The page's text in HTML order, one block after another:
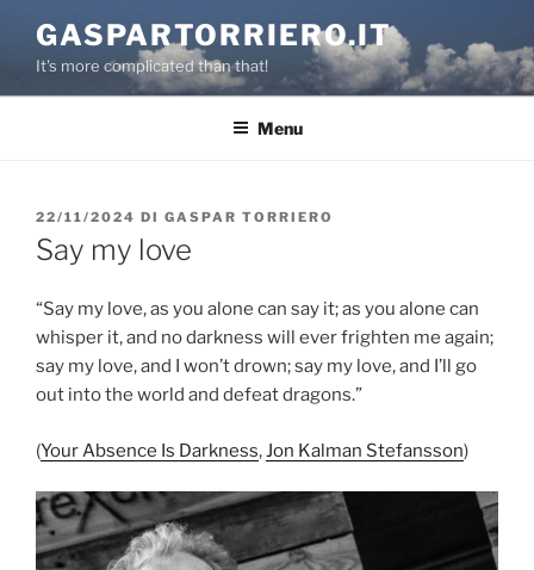
contenuto
GASPARTORRIERO.IT
It's more complicated than that!
Menu
PUBBLICATO
IL
22/11/2024 DI GASPAR TORRIERO
Say my love
“Say my love, as you alone can say it; as you alone can
whisper it, and no darkness will ever frighten me again;
say my love, and I won’t drown; say my love, and I’ll go
out into the world and defeat dragons.”
(Your Absence Is Darkness,Jon Kalman Stefansson)